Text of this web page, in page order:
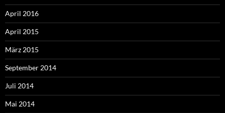
April 2016
April 2015
März 2015
September 2014
Juli 2014
Mai 2014